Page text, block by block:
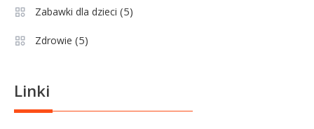
Jagiellonia Białystok rankingi w
4 Sport
Zabawki dla dzieci (5)
Zdrowie (5)
Linki